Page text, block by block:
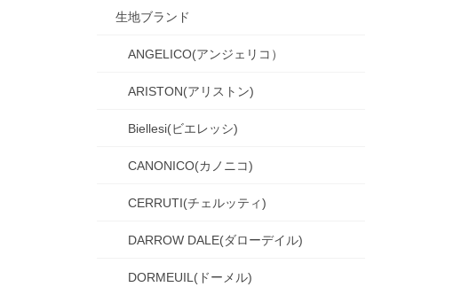
生地ブランド
ANGELICO(アンジェリコ）
ARISTON(アリストン)
Biellesi(ビエレッシ)
CANONICO(カノニコ)
CERRUTI(チェルッティ)
DARROW DALE(ダローデイル)
DORMEUIL(ドーメル)